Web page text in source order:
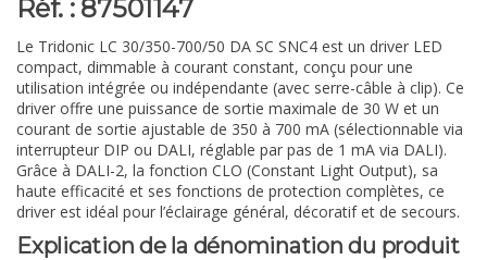
Réf. : 87501147
Le Tridonic LC 30/350-700/50 DA SC SNC4 est un driver LED
compact, dimmable à courant constant, conçu pour une
utilisation intégrée ou indépendante (avec serre-câble à clip). Ce
driver offre une puissance de sortie maximale de 30 W et un
courant de sortie ajustable de 350 à 700 mA (sélectionnable via
interrupteur DIP ou DALI, réglable par pas de 1 mA via DALI).
Grâce à DALI-2, la fonction CLO (Constant Light Output), sa
haute efficacité et ses fonctions de protection complètes, ce
driver est idéal pour l’éclairage général, décoratif et de secours.
Explication de la dénomination du produit